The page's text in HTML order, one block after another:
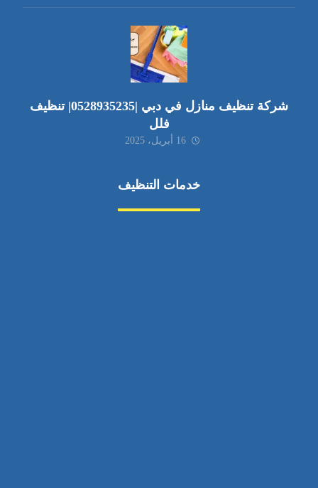
شركة تنظيف منازل في دبي |0528935235| تنظيف
فلل
16 أبريل، 2025
خدمات التنظيف